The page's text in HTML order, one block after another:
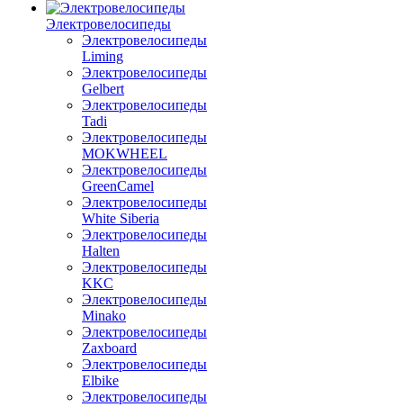
Электровелосипеды
Электровелосипеды
Liming
Электровелосипеды
Gelbert
Электровелосипеды
Tadi
Электровелосипеды
MOKWHEEL
Электровелосипеды
GreenCamel
Электровелосипеды
White Siberia
Электровелосипеды
Halten
Электровелосипеды
KKC
Электровелосипеды
Minako
Электровелосипеды
Zaxboard
Электровелосипеды
Elbike
Электровелосипеды